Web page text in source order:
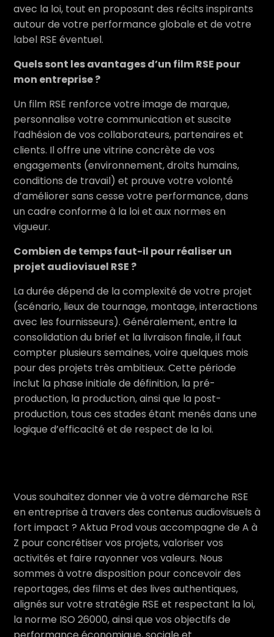
avec la loi, tout en proposant des récits inspirants
autour de votre performance globale et de votre
label RSE éventuel.
Quels sont les avantages d’un film RSE pour
mon entreprise ?
Un film RSE renforce votre image de marque,
personnalise votre communication et suscite
l’adhésion de vos collaborateurs, partenaires et
clients. Il offre une vitrine concrète de vos
engagements (environnement, droits humains,
conditions de travail) et prouve votre volonté
d’améliorer sans cesse votre performance, dans
un cadre conforme à la loi et aux normes en
vigueur.
Combien de temps faut-il pour réaliser un
projet audiovisuel RSE ?
La durée dépend de la complexité de votre projet
(scénario, lieux de tournage, montage, interactions
avec les fournisseurs). Généralement, entre la
consolidation du brief et la livraison finale, il faut
compter plusieurs semaines, voire quelques mois
pour des projets très ambitieux. Cette période
inclut la phase initiale de définition, la pré-
production, la production, ainsi que la post-
production, tous ces stades étant menés dans une
logique d’efficacité et de respect de la loi.
Vous souhaitez donner vie à votre démarche RSE
en entreprise à travers des contenus audiovisuels à
fort impact ? Aktua Prod vous accompagne de A à
Z pour concrétiser vos projets, valoriser vos
activités et faire rayonner vos valeurs. Nous
sommes à votre disposition pour concevoir des
reportages, des films et des lives authentiques,
alignés sur votre stratégie RSE et respectant la loi,
la norme ISO 26000, ainsi que vos objectifs de